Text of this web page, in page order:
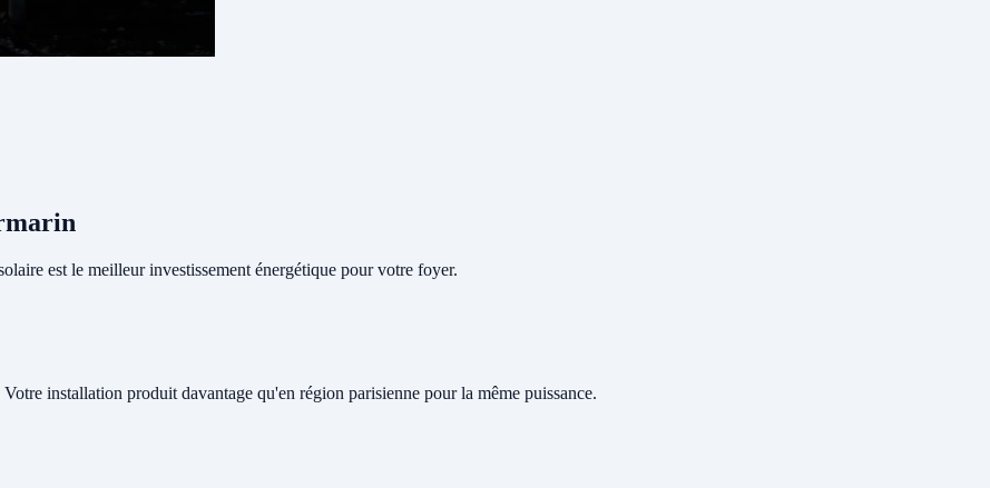
est le meilleur investissement énergétique pour votre foyer.
installation produit davantage qu'en région parisienne pour la même puissance.